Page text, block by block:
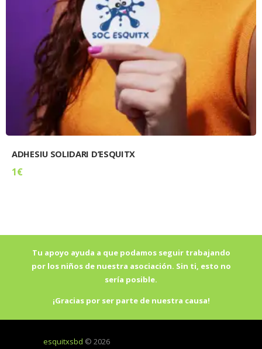
ADHESIU SOLIDARI D’ESQUITX
1€
Tu apoyo ayuda a que podamos seguir trabajando
por los niños de nuestra asociación. Sin ti, esto no
sería posible.
¡Gracias por ser parte de nuestra causa!
esquitxsbd © 2026